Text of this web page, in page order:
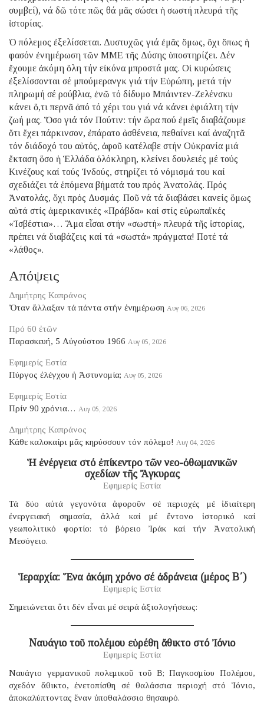
συμβεί), νά δῶ τότε πῶς θά μᾶς σώσει ἡ σωστή πλευρά τῆς
ἱστορίας.
Ὁ πόλεμος ἐξελίσσεται. Δυστυχῶς γιά ἐμᾶς ὅμως, ὄχι ὅπως ἡ
φασόν ἐνημέρωση τῶν ΜΜΕ τῆς Δύσης ὑποστηρίζει. Δέν
ἔχουμε ἀκόμη ὅλη τήν εἰκόνα μπροστά μας. Οἱ κυρώσεις
ἐξελίσσονται σέ μπούμερανγκ γιά τήν Εὐρώπη, μετά τήν
πληρωμή σέ ρούβλια, ἐνῶ τό δίδυμο Μπάιντεν-Ζελένσκυ
κάνει ὅ,τι περνᾶ ἀπό τό χέρι του γιά νά κάνει ἐφιάλτη τήν
ζωή μας. Ὅσο γιά τόν Πούτιν: τήν ὥρα πού ἐμεῖς διαβάζουμε
ὅτι ἔχει πάρκινσον, ἐπάρατο ἀσθένεια, πεθαίνει καί ἀναζητᾶ
τόν διάδοχό του αὐτός, ἀφοῦ κατέλαβε στήν Οὐκρανία μιά
ἔκταση ὅσο ἡ Ἑλλάδα ὁλόκληρη, κλείνει δουλειές μέ τούς
Κινέζους καί τούς Ἰνδούς, στηρίζει τό νόμισμά του καί
σχεδιάζει τά ἑπόμενα βήματά του πρός Ἀνατολάς. Πρός
Ἀνατολάς, ὄχι πρός Δυσμάς. Ποῦ νά τά διαβάσει κανείς ὅμως
αὐτά στίς ἀμερικανικές «Πράβδα» καί στίς εὐρωπαϊκές
«Ἰσβέστια»… Ἅμα εἶσαι στήν «σωστή» πλευρά τῆς ἱστορίας,
πρέπει νά διαβάζεις καί τά «σωστά» πράγματα! Ποτέ τά
«λάθος».
Απόψεις
Δημήτρης Καπράνος
Ὅταν ἄλλαξαν τά πάντα στήν ἐνημέρωση Αυγ 06, 2026
Πρό 60 ἐτῶν
Παρασκευή, 5 Αὐγούστου 1966 Αυγ 05, 2026
Εφημερίς Εστία
Πύργος ἐλέγχου ἡ Ἀστυνομία; Αυγ 05, 2026
Εφημερίς Εστία
Πρίν 90 χρόνια… Αυγ 05, 2026
Δημήτρης Καπράνος
Κάθε καλοκαίρι μᾶς κηρύσσουν τόν πόλεμο! Αυγ 04, 2026
Ἡ ἐνέργεια στό ἐπίκεντρο τῶν νεο-ὀθωμανικῶν
σχεδίων τῆς Ἄγκυρας
Εφημερίς Εστία
Τά δύο αὐτά γεγονότα ἀφοροῦν σέ περιοχές μέ ἰδιαίτερη
ἐνεργειακή σημασία, ἀλλά καί μέ ἔντονο ἱστορικό καί
γεωπολιτικό φορτίο: τό βόρειο Ἰράκ καί τήν Ἀνατολική
Μεσόγειο.
Ἱεραρχία: Ἕνα ἀκόμη χρόνο σέ ἀδράνεια (μέρος B΄)
Εφημερίς Εστία
Σημειώνεται ὅτι δέν εἶναι μέ σειρά ἀξιολογήσεως:
Ναυάγιο τοῦ πολέμου εὑρέθη ἄθικτο στό Ἰόνιο
Εφημερίς Εστία
Ναυάγιο γερμανικοῦ πολεμικοῦ τοῦ B; Παγκοσμίου Πολέμου,
σχεδόν ἄθικτο, ἐνετοπίσθη σέ θαλάσσια περιοχή στό Ἰόνιο,
ἀποκαλύπτοντας ἕναν ὑποθαλάσσιο θησαυρό.